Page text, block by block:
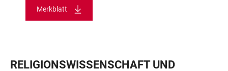
Merkblatt
RELIGIONSWISSENSCHAFT UND